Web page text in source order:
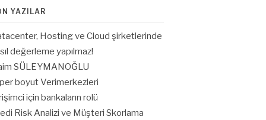
YAZILAR
Hosting ve Cloud şirketlerinde
değerleme yapılmaz!
SÜLEYMANOĞLU
boyut Verimerkezleri
için bankaların rolü
Risk Analizi ve Müşteri Skorlama